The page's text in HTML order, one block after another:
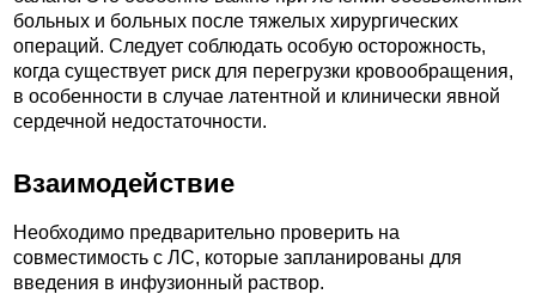
больных и больных после тяжелых хирургических
операций. Следует соблюдать особую осторожность,
когда существует риск для перегрузки кровообращения,
в особенности в случае латентной и клинически явной
сердечной недостаточности.
Взаимодействие
Необходимо предварительно проверить на
совместимость с ЛС, которые запланированы для
введения в инфузионный раствор.